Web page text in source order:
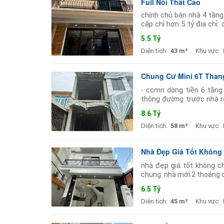
chính chủ bán nhà 4
cấp chỉ hơn 5 tỷ địa chỉ:
5.5 Tỷ
Diện tích: 43 m² Khu vực:
Chung Cư Mini 6T
- ccmn dòng tiền 6
thông đường trước nhà
8.6 Tỷ
Diện tích: 58 m² Khu vực:
Nhà Đẹp Giá Tốt
nhà đẹp giá tốt không
chung ️ nhà mới 2 thoáng
6.5 Tỷ
Diện tích: 45 m² Khu vực: